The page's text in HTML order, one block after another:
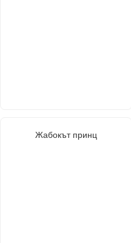
Жабокът принц